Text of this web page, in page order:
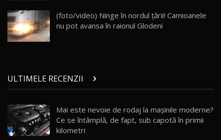
26
AutoBlog.MD
10:57
28
Noul Geely Monjaro 2025! Mai ieftin și mai
dotat / Test Drive AutoBlog.MD
29
ZEEKR 9X - PRIMUL TEST DRIVE ÎN ROMÂNĂ!
CUM SE CONDUCE?
33:40
(foto/video) Ninge în nordul țării! Camioanele
nu pot avansa în raionul Glodeni
ULTIMELE RECENZII
Mai este nevoie de rodaj la mașinile moderne?
Ce se întâmplă, de fapt, sub capotă în primii
kilometri